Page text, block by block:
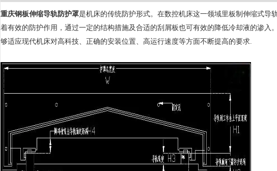
重庆钢板伸缩导轨防护罩是机床的传统防护形式。在数控机床这一领域里板制伸缩式导
着有效的防护作用，通过一定的结构措施及合适的刮屑板也可有效的降低冷却液的渗入
够适应现代机床对高科技、正确的安装位置、高运行速度等方面不断提高的要求.